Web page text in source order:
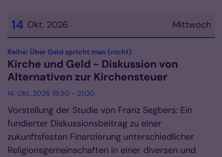
Mittwoch
14 Okt. 2026
Datum: 14. Oktober 2026
Reihe: Über Geld spricht man (nicht)
Kirche und Geld - Diskussion von
Alternativen zur Kirchensteuer
14. Okt. 2026 19:30 - 21:00
Vorstellung der Studie von Franz Segbers: Ein
fundierter Diskussionsbeitrag zu einer
zukunftsfesten Finanzierung unterschiedlicher
Religionsgemeinschaften in einer diversen und